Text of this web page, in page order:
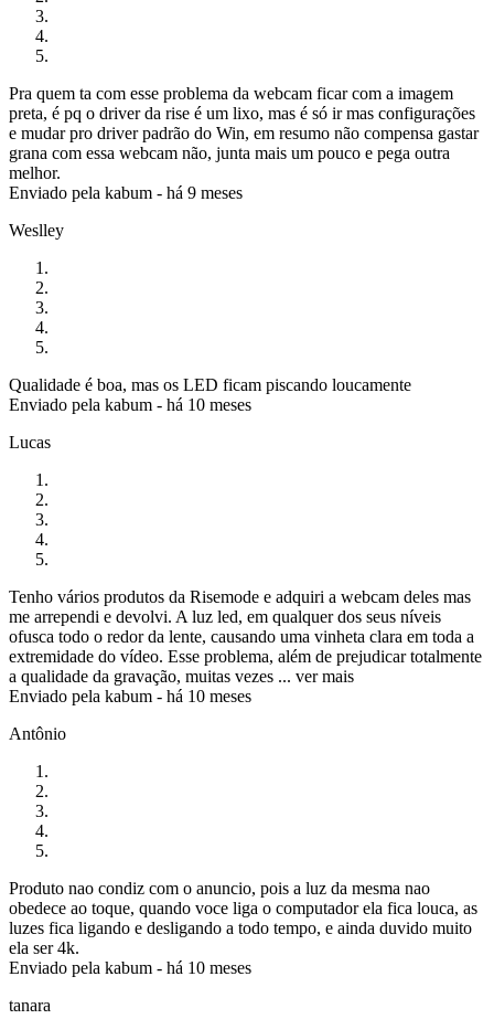
Pra quem ta com esse problema da webcam ficar com a imagem
preta, é pq o driver da rise é um lixo, mas é só ir mas configurações
e mudar pro driver padrão do Win, em resumo não compensa gastar
grana com essa webcam não, junta mais um pouco e pega outra
melhor.
Enviado pela kabum - há 9 meses
Weslley
Qualidade é boa, mas os LED ficam piscando loucamente
Enviado pela kabum - há 10 meses
Lucas
Tenho vários produtos da Risemode e adquiri a webcam deles mas
me arrependi e devolvi. A luz led, em qualquer dos seus níveis
ofusca todo o redor da lente, causando uma vinheta clara em toda a
extremidade do vídeo. Esse problema, além de prejudicar totalmente
a qualidade da gravação, muitas vezes ... ver mais
Enviado pela kabum - há 10 meses
Antônio
Produto nao condiz com o anuncio, pois a luz da mesma nao
obedece ao toque, quando voce liga o computador ela fica louca, as
luzes fica ligando e desligando a todo tempo, e ainda duvido muito
ela ser 4k.
Enviado pela kabum - há 10 meses
tanara